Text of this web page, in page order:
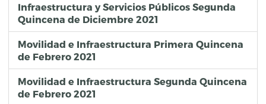
Infraestructura y Servicios Públicos Segunda
Quincena de Diciembre 2021
Movilidad e Infraestructura Primera Quincena
de Febrero 2021
Movilidad e Infraestructura Segunda Quincena
de Febrero 2021